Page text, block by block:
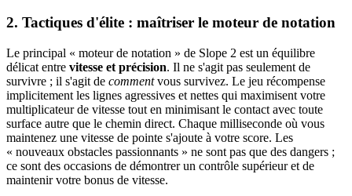
2. Tactiques d'élite : maîtriser le moteur de notation
Le principal « moteur de notation » de Slope 2 est un équilibre
délicat entre vitesse et précision. Il ne s'agit pas seulement de
survivre ; il s'agit de commentvous survivez. Le jeu récompense
implicitement les lignes agressives et nettes qui maximisent votre
multiplicateur de vitesse tout en minimisant le contact avec toute
surface autre que le chemin direct. Chaque milliseconde où vous
maintenez une vitesse de pointe s'ajoute à votre score. Les
« nouveaux obstacles passionnants » ne sont pas que des dangers ;
ce sont des occasions de démontrer un contrôle supérieur et de
maintenir votre bonus de vitesse.